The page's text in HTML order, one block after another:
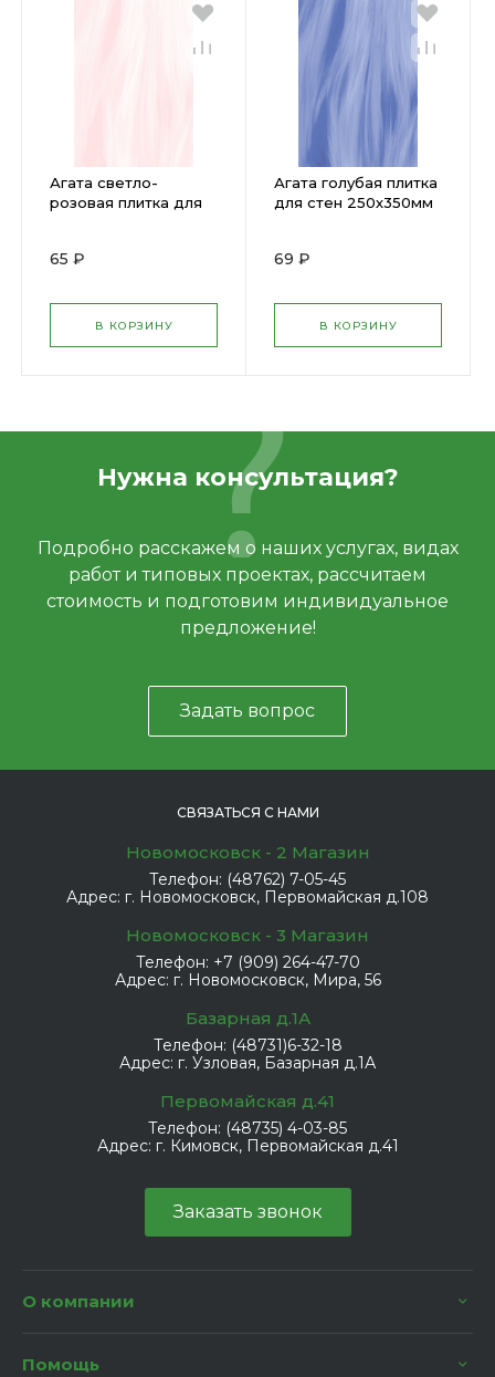
Агата светло-
розовая плитка для
65 ₽
В КОРЗИНУ
Агата голубая плитка
для стен 250х350мм
69 ₽
В КОРЗИНУ
Нужна консультация?
Подробно расскажем о наших услугах, видах
работ и типовых проектах, рассчитаем
стоимость и подготовим индивидуальное
предложение!
Задать вопрос
СВЯЗАТЬСЯ С НАМИ
Новомосковск - 2 Магазин
Телефон: (48762) 7-05-45
Адрес: г. Новомосковск, Первомайская д.108
Новомосковск - 3 Магазин
Телефон: +7 (909) 264-47-70
Адрес: г. Новомосковск, Мира, 56
Базарная д.1А
Телефон: (48731)6-32-18
Адрес: г. Узловая, Базарная д.1А
Первомайская д.41
Телефон: (48735) 4-03-85
Адрес: г. Кимовск, Первомайская д.41
Заказать звонок
О компании
Помощь